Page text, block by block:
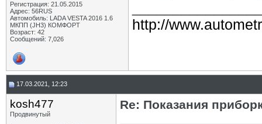
Регистрация: 21.05.2015
Адрес: 56RUS
Автомобиль: LADA VESTA 2016 1.6
МКПП (JH3) КОМФОРТ
Возраст: 42
Сообщений: 7,026
http://
17.03.2021, 12:23
kosh477
Продвинутый
Re: Показания